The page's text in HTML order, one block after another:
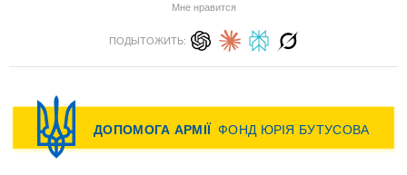
Мне нравится
ПОДЫТОЖИТЬ: